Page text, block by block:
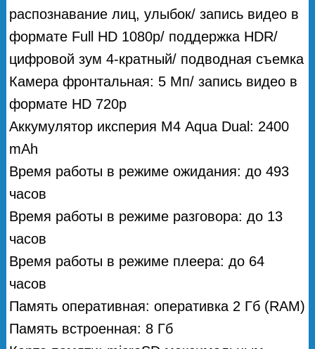
распознавание лиц, улыбок/ запись видео в
формате Full HD 1080p/ поддержка HDR/
цифровой зум 4-кратный/ подводная съемка
Камера фронтальная: 5 Мп/ запись видео в
формате HD 720p
Аккумулятор иксперия М4 Aqua Dual: 2400
mAh
Время работы в режиме ожидания: до 493
часов
Время работы в режиме разговора: до 13
часов
Время работы в режиме плеера: до 64
часов
Память оперативная: оперативка 2 Гб (RAM)
Память встроенная: 8 Гб